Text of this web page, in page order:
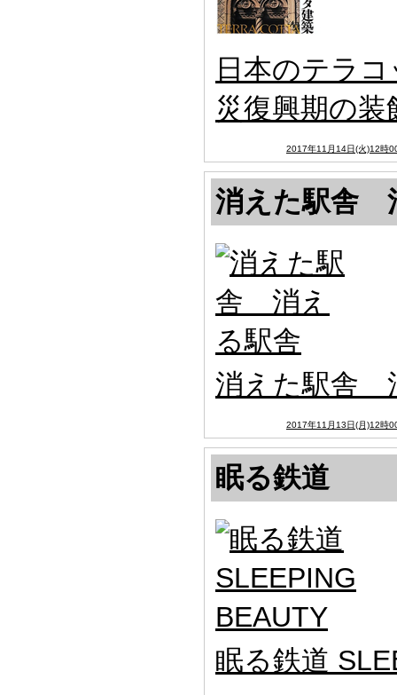
日本のテラ
災復興期の装
2017年11月14日(火)12時
消えた駅舎
消えた駅舎
2017年11月13日(月)12時
眠る鉄道
眠る鉄道